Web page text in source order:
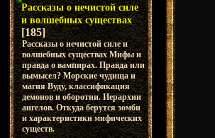
Рассказы о нечистой силе
и волшебных существах
[185]
Рассказы о нечистой силе и
волшебных существах Мифы и
правда о вампирах. Правда или
вымысел? Морские чудища и
магия Вуду, классификация
демонов и оборотни. Иерархии
ангелов. Откуда берутся зомби
и характеристики мифических
существ.